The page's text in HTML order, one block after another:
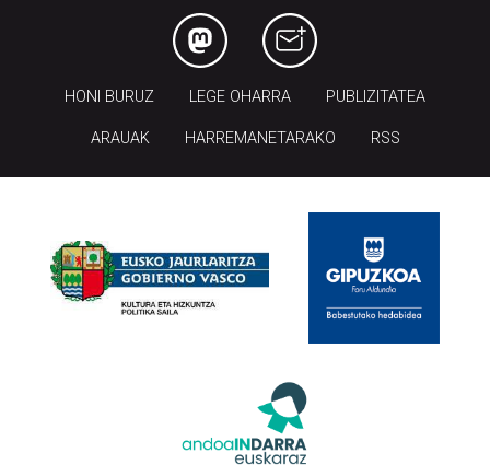
HONI BURUZ LEGE OHARRA PUBLIZITATEA
ARAUAK HARREMANETARAKO RSS